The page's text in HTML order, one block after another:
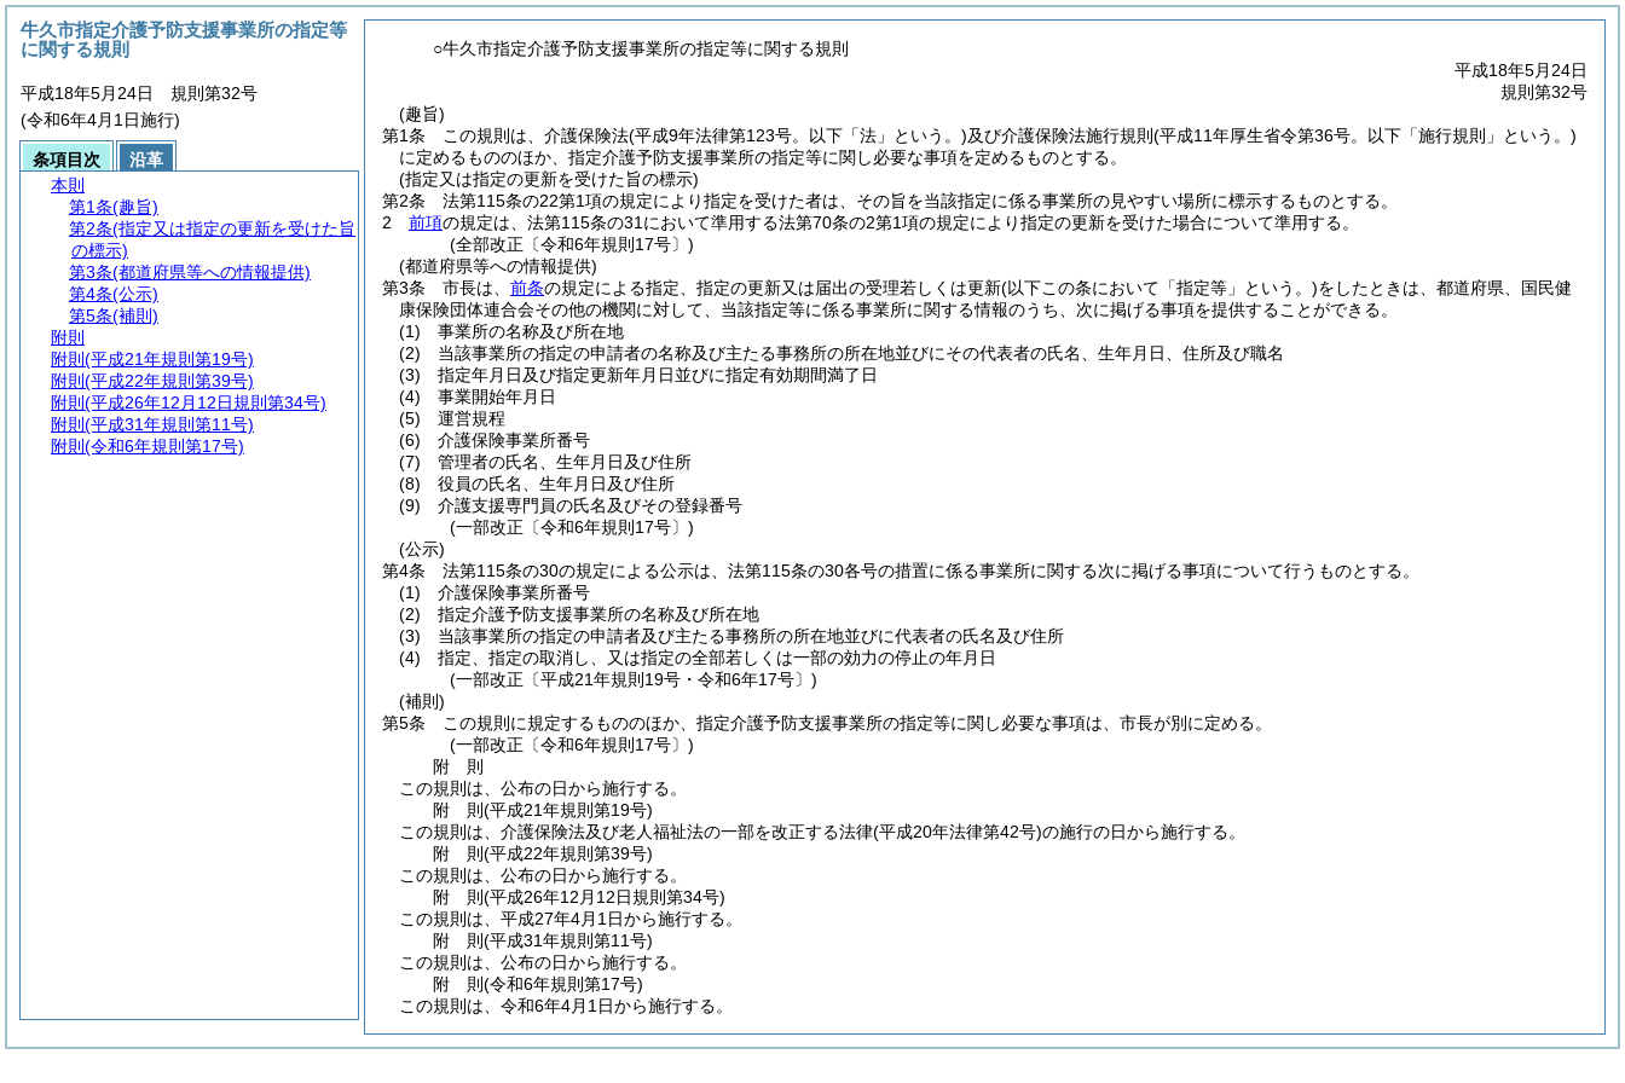
○牛久市指定介護予防支援事業所の指定等に関する規則
平成18年5月24日
規則第32号
(趣旨)
第1条
この規則は、介護保険法(平成9年法律第123号。以下「法」という。)及び介護保険法施行規則 (平成11年厚生省令第36号。以下「施行規則」という。)
に定めるもののほか、指定介護予防支援事業所の指定等に関し必要な事項を定めるものとする。
(指定又は指定の更新を受けた旨の標示)
第2条
法第115条の22第1項の規定により指定を受けた者は、その旨を当該指定に係る事業所の見やすい場所に標示するものとする。
2
前項の規定は、法第115条の31において準用する法第70条の2第1項の規定により指定の更新を受けた場合について準用する。
(全部改正〔令和6年規則17号〕)
(都道府県等への情報提供)
第3条
市長は、 前条の規定による指定、指定の更新又は届出の受理若しくは更新(以下この条において「指定等」という。)をしたときは、都道府県、国民健
康保険団体連合会その他の機関に対して、当該指定等に係る事業所に関する情報のうち、次に掲げる事項を提供することができる。
(1)
事業所の名称及び所在地
(2)
当該事業所の指定の申請者の名称及び主たる事務所の所在地並びにその代表者の氏名、生年月日、住所及び職名
(3)
指定年月日及び指定更新年月日並びに指定有効期間満了日
(4)
事業開始年月日
(5)
運営規程
(6)
介護保険事業所番号
(7)
管理者の氏名、生年月日及び住所
(8)
役員の氏名、生年月日及び住所
(9)
介護支援専門員の氏名及びその登録番号
(一部改正〔令和6年規則17号〕)
(公示)
第4条
法第115条の30の規定による公示は、法第115条の30各号の措置に係る事業所に関する次に掲げる事項について行うものとする。
(1)
介護保険事業所番号
(2)
指定介護予防支援事業所の名称及び所在地
(3)
当該事業所の指定の申請者及び主たる事務所の所在地並びに代表者の氏名及び住所
(4)
指定、指定の取消し、又は指定の全部若しくは一部の効力の停止の年月日
(一部改正〔平成21年規則19号・令和6年17号〕)
(補則)
第5条
この規則に規定するもののほか、指定介護予防支援事業所の指定等に関し必要な事項は、市長が別に定める。
(一部改正〔令和6年規則17号〕)
附 則
この規則は、公布の日から施行する。
附 則(平成21年規則第19号)
この規則は、介護保険法及び老人福祉法の一部を改正する法律(平成20年法律第42号)の施行の日から施行する。
附 則(平成22年規則第39号)
この規則は、公布の日から施行する。
附 則(平成26年12月12日規則第34号)
この規則は、平成27年4月1日から施行する。
附 則(平成31年規則第11号)
この規則は、公布の日から施行する。
附 則(令和6年規則第17号)
この規則は、令和6年4月1日から施行する。
牛久市指定介護予防支援事業所の指定等
に関する規則
平成18年5月24日 規則第32号
(令和6年4月1日施行)
条項目次
沿革
本則
第1条(趣旨)
第2条(指定又は指定の更新を受けた旨
の標示)
第3条(都道府県等への情報提供)
第4条(公示)
第5条(補則)
附則
附則 (平成21年規則第19号)
附則 (平成22年規則第39号)
附則 (平成26年12月12日規則第34号)
附則 (平成31年規則第11号)
附則 (令和6年規則第17号)